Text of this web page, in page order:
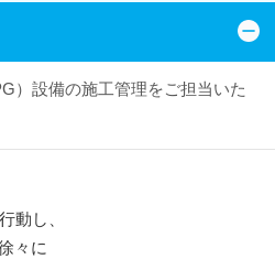
）設備の施工管理をご担当いた
動し、
々に